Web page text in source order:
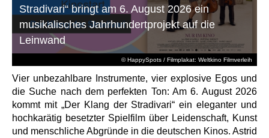
© HappySpots / Filmplakat: Weltkino Filmverleih
Stradivari“ bringt am 6. August 2026 ein
musikalisches Jahrhundertprojekt auf die
Leinwand
Vier unbezahlbare Instrumente, vier explosive Egos und
die Suche nach dem perfekten Ton: Am 6. August 2026
kommt mit „Der Klang der Stradivari“ ein eleganter und
hochkarätig besetzter Spielfilm über Leidenschaft, Kunst
und menschliche Abgründe in die deutschen Kinos. Astrid